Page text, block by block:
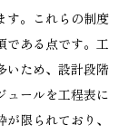
す。これらの制度
である点です。工
いため、設計段階
ュールを工程表に
限られており、